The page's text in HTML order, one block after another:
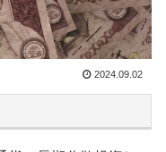
2024.09.02